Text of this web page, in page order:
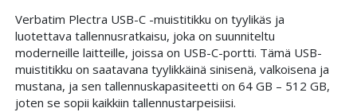
Verbatim Plectra USB-C -muistitikku on tyylikäs ja
luotettava tallennusratkaisu, joka on suunniteltu
moderneille laitteille, joissa on USB-C-portti. Tämä USB-
muistitikku on saatavana tyylikkäinä sinisenä, valkoisena ja
mustana, ja sen tallennuskapasiteetti on 64 GB – 512 GB,
joten se sopii kaikkiin tallennustarpeisiisi.